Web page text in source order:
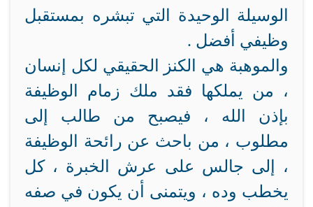
الوسيلة الوحيدة التي تبشره بمستقبل
وظيفي أفضل .
والموهبة هي الكنز الحقيقي لكل إنسان
، من يملكها فقد ملك زمام الوظيفة
بإذن الله ، فيصبح من طالب إلى
مطلوب ، من باحث عن رائحة الوظيفة
، إلى جالس على عرش الخبرة ، كل
يخطب وده ، ويتمنى أن يكون في صفه